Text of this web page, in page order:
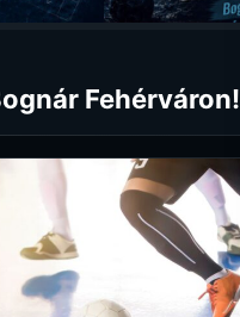
Fehérváron!